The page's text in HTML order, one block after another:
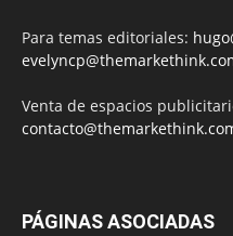
Para temas editoriales:
Venta de espacios
PÁGINAS ASOCIADAS